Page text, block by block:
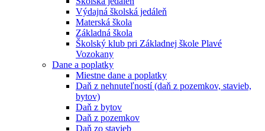
Výdajná školská jedáleň
Materská škola
Základná škola
Školský klub pri Základnej škole Plavé
Vozokany
Dane a poplatky
Miestne dane a poplatky
Daň z nehnuteľností (daň z pozemkov, stavieb,
bytov)
Daň z bytov
Daň z pozemkov
Daň zo stavieb